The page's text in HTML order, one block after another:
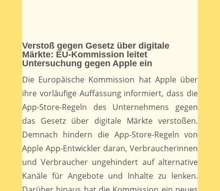
Verstoß gegen Gesetz über digitale
Märkte: EU-Kommission leitet
Untersuchung gegen Apple ein
Die Europäische Kommission hat Apple über
ihre vorläufige Auffassung informiert, dass die
App-Store-Regeln des Unternehmens gegen
das Gesetz über digitale Märkte verstoßen.
Demnach hindern die App-Store-Regeln von
Apple App-Entwickler daran, Verbraucherinnen
und Verbraucher ungehindert auf alternative
Kanäle für Angebote und Inhalte zu lenken.